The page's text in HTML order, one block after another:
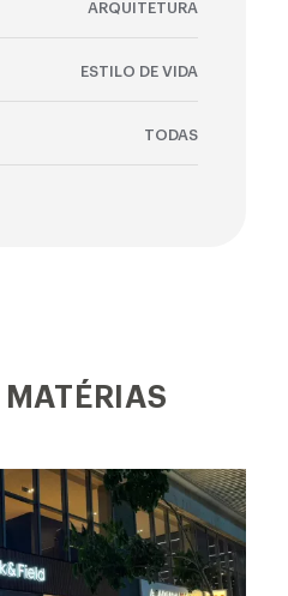
ARQUITETURA
ESTILO DE VIDA
TODAS
MATÉRIAS